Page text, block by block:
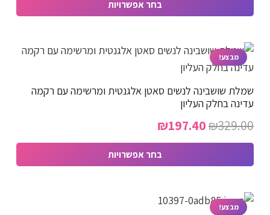
הוא:
בחר אפשרויות
זה
יש
מספר
סוגים.
ניתן
לבחור
את
המוצר
מבצע!
שמלת שושבינה לנשים סאטן אלגנטית ומרשימה עם רקמה
עדינה בחלק העליון
₪329.00
המחיר
המקורי
₪197.40
הנוכחי
הוא:
בחר אפשרויות
זה
יש
מבצע!